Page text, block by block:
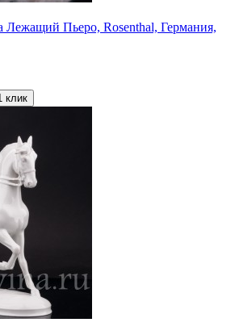
Лежащий Пьеро, Rosenthal, Германия,
клик